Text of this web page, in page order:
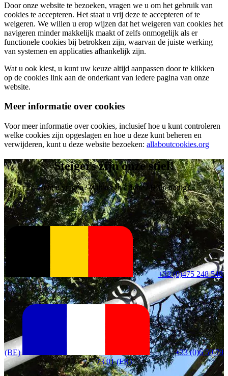
Door onze website te bezoeken, vragen we u om het gebruik van
cookies te accepteren. Het staat u vrij deze te accepteren of te
weigeren. We willen u erop wijzen dat het weigeren van cookies het
navigeren minder makkelijk maakt of zelfs onmogelijk als er
functionele cookies bij betrokken zijn, waarvan de juiste werking
van systemen en applicaties afhankelijk zijn.
Wat u ook kiest, u kunt uw keuze altijd aanpassen door te klikken
op de cookies link aan de onderkant van iedere pagina van onze
website.
Meer informatie over cookies
Voor meer informatie over cookies, inclusief hoe u kunt controleren
welke cookies zijn opgeslagen en hoe u deze kunt beheren en
verwijderen, kunt u deze website bezoeken: allaboutcookies.org
Steigers zijn onze stiel!
Hebt u vragen? Wilt u een offerte? Hulp nodig?
+32 (0)475 248 548
(BE)
+33 (0)6 59 79
73 01 (FR)